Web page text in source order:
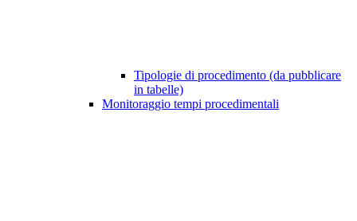
Tipologie di procedimento (da pubblicare
in tabelle)
Monitoraggio tempi procedimentali